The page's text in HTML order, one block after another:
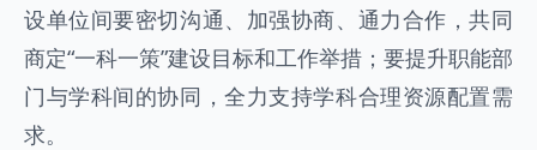
设单位间要密切沟通、加强协商、通力合作，共同
商定“一科一策”建设目标和工作举措；要提升职能部
门与学科间的协同，全力支持学科合理资源配置需
求。